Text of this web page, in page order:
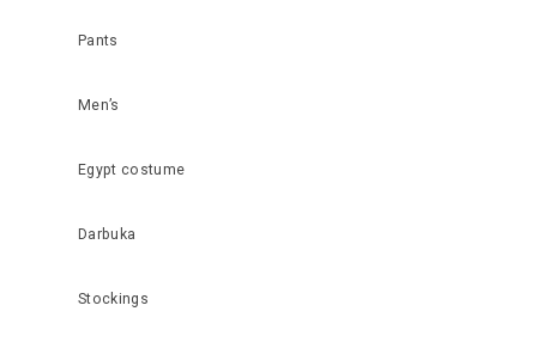
Pants
Men’s
Egypt costume
Darbuka
Stockings